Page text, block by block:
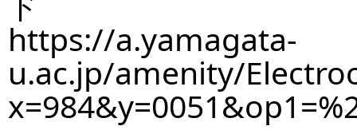
https://a.yamagata-
u.ac.jp/amenity/